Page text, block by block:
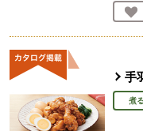
手
煮る